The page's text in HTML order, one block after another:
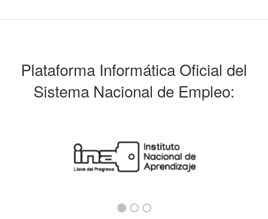
Plataforma Informática Oficial del
Sistema Nacional de Empleo: